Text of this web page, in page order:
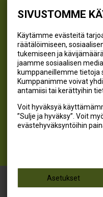
SIVUSTOMME
Käytämme evästeitä
räätälöimiseen,
tukemiseen ja
jaamme sosiaalisen
kumppaneillemme tietoja
Kumppanimme voivat
antamiisi tai kerättyihin
Voit hyväksyä
”Sulje ja hyväksy”. Voit
evästehyväksyntöihin
Asetukset
Kivikangas © 2026